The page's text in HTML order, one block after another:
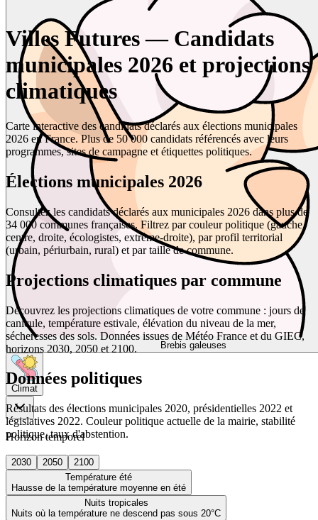
Brebis galeuses
Climat
Horizon temporel
2030 2050
2100
Température été
Hausse de la température moyenne en été
Nuits tropicales
Nuits où la température ne descend pas sous 20°C
Villes Futures — Candidats
municipales 2026 et projections
climatiques
Carte interactive des candidats déclarés aux élections municipales
2026 en France. Plus de 50 000 candidats référencés avec leurs
programmes, sites de campagne et étiquettes politiques.
Élections municipales 2026
Consultez les candidats déclarés aux municipales 2026 dans plus de
34 000 communes françaises. Filtrez par couleur politique (gauche,
centre, droite, écologistes, extrême-droite), par profil territorial
(urbain, périurbain, rural) et par taille de commune.
Projections climatiques par commune
Découvrez les projections climatiques de votre commune : jours de
canicule, température estivale, élévation du niveau de la mer,
sécheresses des sols. Données issues de Météo France et du GIEC,
horizons 2030, 2050 et 2100.
Données politiques
Résultats des élections municipales 2020, présidentielles 2022 et
législatives 2022. Couleur politique actuelle de la mairie, stabilité
politique, taux d'abstention.